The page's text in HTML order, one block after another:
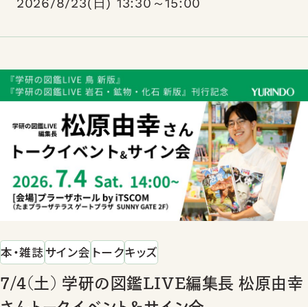
本・雑誌サイン会 トークキッズ
7/4(土) 学研の図鑑LIVE編集長 松原由幸